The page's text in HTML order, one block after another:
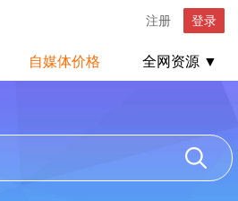
注册 登录
自媒体价格 全网资源 ▼